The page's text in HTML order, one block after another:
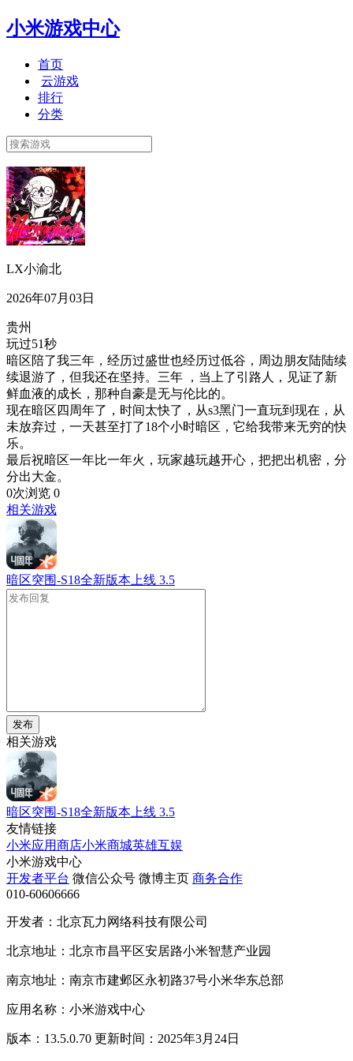
小米游戏中心
首页
云游戏
排行
分类
LX小渝北
2026年07月03日
贵州
玩过51秒
暗区陪了我三年，经历过盛世也经历过低谷，周边朋友陆陆续
续退游了，但我还在坚持。三年 ，当上了引路人，见证了新
鲜血液的成长，那种自豪是无与伦比的。
现在暗区四周年了，时间太快了，从s3黑门一直玩到现在，从
未放弃过，一天甚至打了18个小时暗区，它给我带来无穷的快
乐。
最后祝暗区一年比一年火，玩家越玩越开心，把把出机密，分
分出大金。
0次浏览 0
相关游戏
暗区突围-S18全新版本上线 3.5
发布
相关游戏
暗区突围-S18全新版本上线 3.5
友情链接
小米应用商店小米商城英雄互娱
小米游戏中心
开发者平台 微信公众号 微博主页 商务合作
010-60606666
开发者：北京瓦力网络科技有限公司
北京地址：北京市昌平区安居路小米智慧产业园
南京地址：南京市建邺区永初路37号小米华东总部
应用名称：小米游戏中心
版本：13.5.0.70 更新时间：2025年3月24日